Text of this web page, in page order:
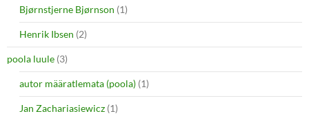
Bjørnstjerne Bjørnson (1)
Henrik Ibsen (2)
poola luule (3)
autor määratlemata (poola) (1)
Jan Zachariasiewicz (1)